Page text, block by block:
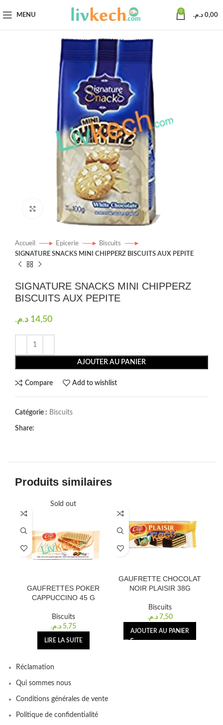
MENU
0
0,00 د.م.
Click to enlarge
Accueil Epicerie
Biscuits
SIGNATURE SNACKS MINI CHIPPERZ BISCUITS AUX PEPITE
SIGNATURE SNACKS MINI CHIPPERZ
BISCUITS AUX PEPITE
14,50 د.م.
AJOUTER AU PANIER
Compare Add to wishlist
Catégorie : Biscuits
Share:
Produits similaires
Sold out
GAUFRETTES POKER
CAPPUCCINO 45 G
Biscuits
5,75 د.م.
LIRE LA SUITE
GAUFRETTE CHOCOLAT
NOIR PLAISIR 38G
Biscuits
7,50 د.م.
AJOUTER AU PANIER
Réclamation
Qui sommes nous
Conditions générales de vente
Politique de confidentialité